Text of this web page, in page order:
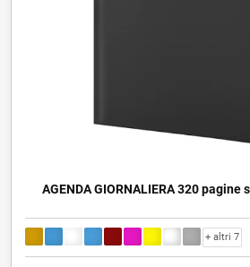
AGENDA GIORNALIERA 320 pagine
+ altri 7